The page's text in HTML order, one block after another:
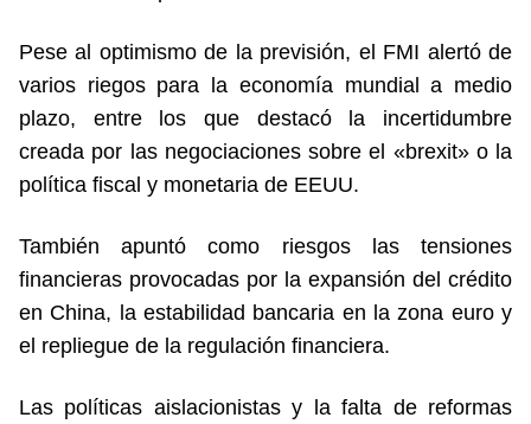
Pese al optimismo de la previsión, el FMI alertó de
varios riegos para la economía mundial a medio
plazo, entre los que destacó la incertidumbre
creada por las negociaciones sobre el «brexit» o la
política fiscal y monetaria de EEUU.
También apuntó como riesgos las tensiones
financieras provocadas por la expansión del crédito
en China, la estabilidad bancaria en la zona euro y
el repliegue de la regulación financiera.
Las políticas aislacionistas y la falta de reformas